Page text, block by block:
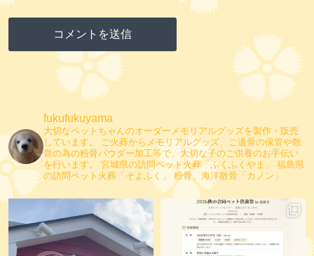
fukufukuyama
大切なペットちゃんのオーダーメモリアルグッズを製作・販売
しています。
ご火葬からメモリアルグッズ、ご遺骨の保管や散
骨の為の粉骨パウダー加工等で、大切な子のご供養のお手伝い
を行います。
宮城県の訪問ペット火葬「ふくふくやま」
福島県
の訪問ペット火葬「そよふく」
粉骨、海洋散骨「カノン」